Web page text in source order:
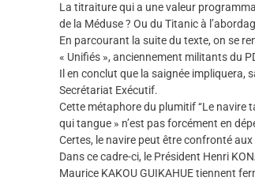
La titraiture qui a une valeur
de la Méduse ? Ou du Titanic à
En parcourant la suite du texte, on se
« Unifiés », anciennement militants du
Il en conclut que la saignée impliquera,
Secrétariat Exécutif.
Cette métaphore du plumitif ‘‘Le navire
qui tangue » n’est pas forcément en
Certes, le navire peut être confronté
Dans ce cadre-ci, le Président Henri
Maurice KAKOU GUIKAHUE tiennent